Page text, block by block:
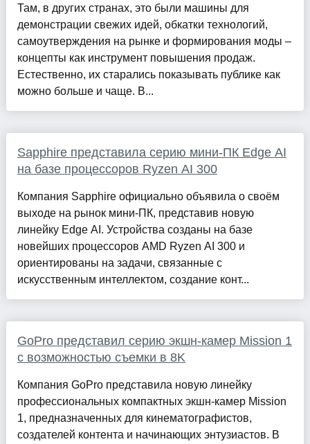
Там, в других странах, это были машины для
демонстрации свежих идей, обкатки технологий,
самоутверждения на рынке и формирования моды –
концепты как инструмент повышения продаж.
Естественно, их старались показывать публике как
можно больше и чаще. В...
Sapphire представила серию мини-ПК Edge AI
на базе процессоров Ryzen AI 300
Компания Sapphire официально объявила о своём
выходе на рынок мини-ПК, представив новую
линейку Edge AI. Устройства созданы на базе
новейших процессоров AMD Ryzen AI 300 и
ориентированы на задачи, связанные с
искусственным интеллектом, создание конт...
GoPro представил серию экшн-камер Mission 1
с возможностью съемки в 8K
Компания GoPro представила новую линейку
профессиональных компактных экшн-камер Mission
1, предназначенных для кинематографистов,
создателей контента и начинающих энтузиастов. В